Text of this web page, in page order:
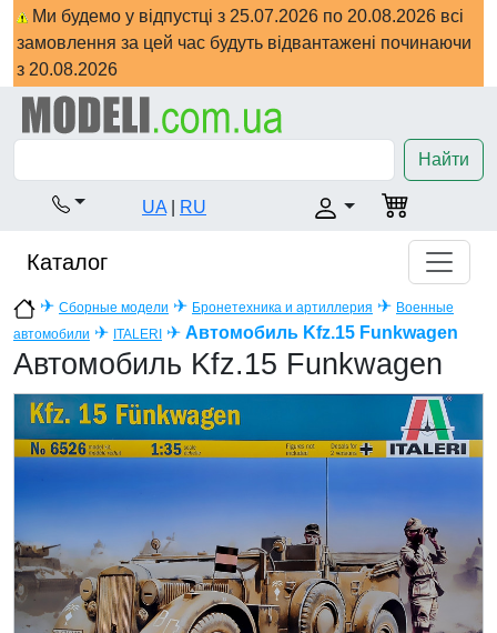
Ми будемо у відпустці з 25.07.2026 по 20.08.2026 всі
замовлення за цей час будуть відвантажені починаючи
з 20.08.2026
Найти
UA RU
Каталог
✈ Сборные модели ✈ Бронетехника и артиллерия ✈ Военные
автомобили ✈ ITALERI ✈ Автомобиль Kfz.15 Funkwagen
Автомобиль Kfz.15 Funkwagen